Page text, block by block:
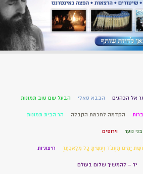
אל הכהנים הבבא סאלי הבעל שם טוב תמונות
הקדמה לחכמת הקבלה הר הבית תמונות
נוער וירוסים
יָמִים תַּעֲבֹד וְעָשִׂיתָ כָּל מְלַאכְתֶּךָ חיצוניות
יד – להמשיך שלום בעולם